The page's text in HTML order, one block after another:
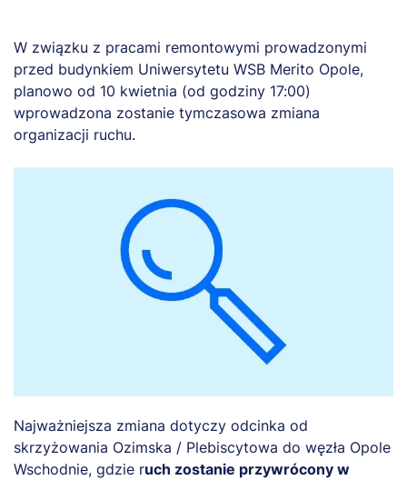
W związku z pracami remontowymi prowadzonymi
przed budynkiem Uniwersytetu WSB Merito Opole,
planowo od 10 kwietnia (od godziny 17:00)
wprowadzona zostanie tymczasowa zmiana
organizacji ruchu.
Najważniejsza zmiana dotyczy odcinka od
skrzyżowania Ozimska / Plebiscytowa do węzła Opole
Wschodnie, gdzie ruch zostanie przywrócony w